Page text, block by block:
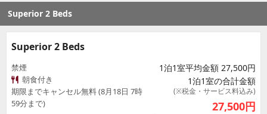
Superior 2 Beds
Superior 2 Beds
禁煙
朝食付き
期限までキャンセル無料 (8月18日 7時
59分まで)
1泊1室平均金額 27,500円
1泊1室の合計金額
(※税金・サービス料込み)
27,500円